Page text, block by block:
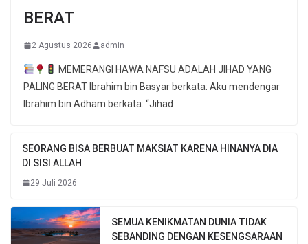
BERAT
2 Agustus 2026 admin
MEMERANGI HAWA NAFSU ADALAH JIHAD YANG
PALING BERAT Ibrahim bin Basyar berkata: Aku mendengar
Ibrahim bin Adham berkata: “Jihad
SEORANG BISA BERBUAT MAKSIAT KARENA HINANYA DIA
DI SISI ALLAH
29 Juli 2026
SEMUA KENIKMATAN DUNIA TIDAK
SEBANDING DENGAN KESENGSARAAN